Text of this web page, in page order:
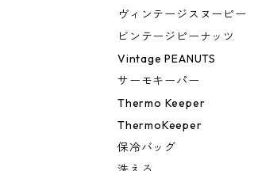
ヴィンテージスヌーピー
ビンテージピーナッツ
Vintage PEANUTS
サーモキーパー
Thermo Keeper
ThermoKeeper
保冷バッグ